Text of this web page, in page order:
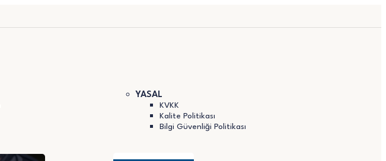
YASAL
KVKK
Kalite Politikası
Bilgi Güvenliği Politikası